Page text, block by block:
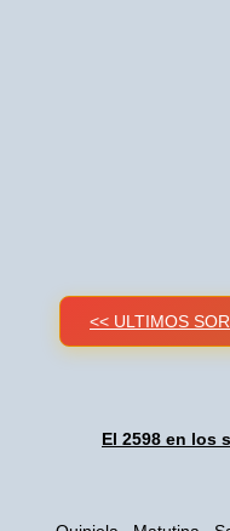
<< ULTIMOS
El 2598 en los